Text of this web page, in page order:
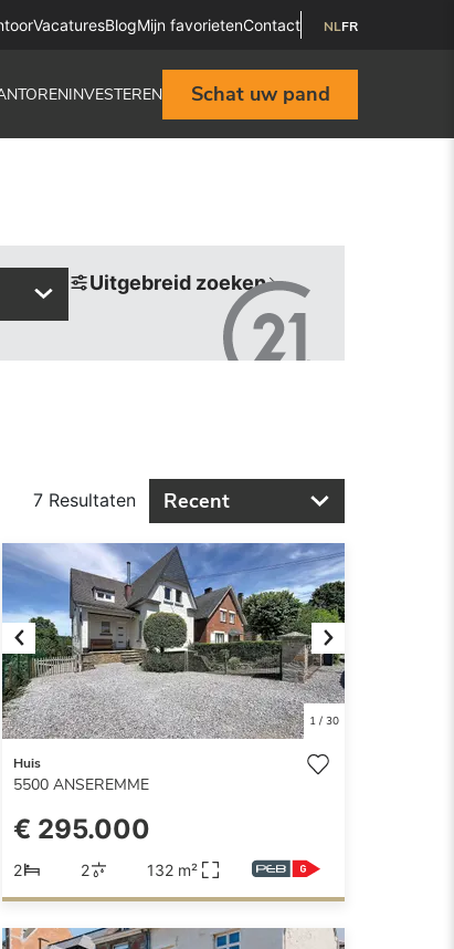
VacaturesBlogMijn favorietenContact NLFR
INVESTEREN Schat uw pand
Uitgebreid zoeken
7 Resultaten Recent
Previous Next
1/ 30
Huis
5500 ANSEREMME
€ 295.000
2 2 132 m²